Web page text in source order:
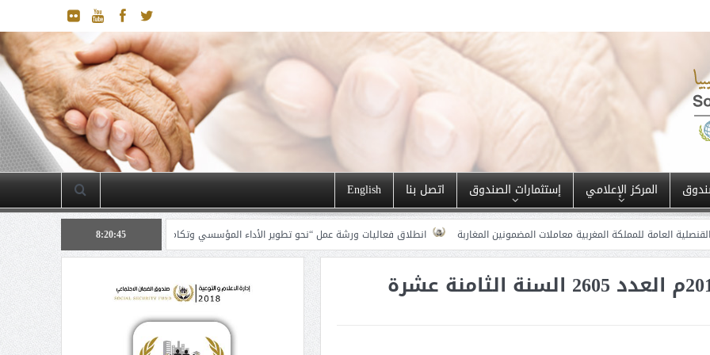
المركز الإعلامي إستثمارات الصندوق اتصل بنا English
المغربية معاملات المضمونين المغاربة
انطلاق فعاليات ورشة عمل “نحو تطوير الأداء المؤسسي وتكامل وتوحيد منهجيات عمل إدارة الدراسات والتخطيط”
8:20:46